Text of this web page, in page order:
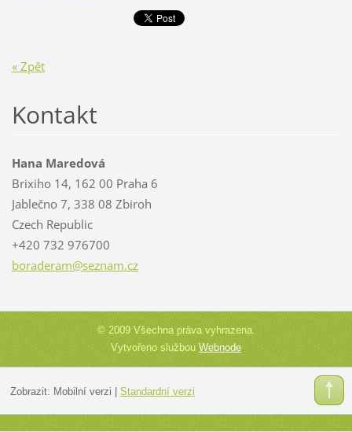
« Zpět
Kontakt
Hana Maredová
Brixiho 14, 162 00 Praha 6
Jablečno 7, 338 08 Zbiroh
Czech Republic
+420 732 976700
boraderam@seznam.cz
© 2009 Všechna práva vyhrazena.
Vytvořeno službouWebnode
Zobrazit: Mobilní verzi Standardní verzi